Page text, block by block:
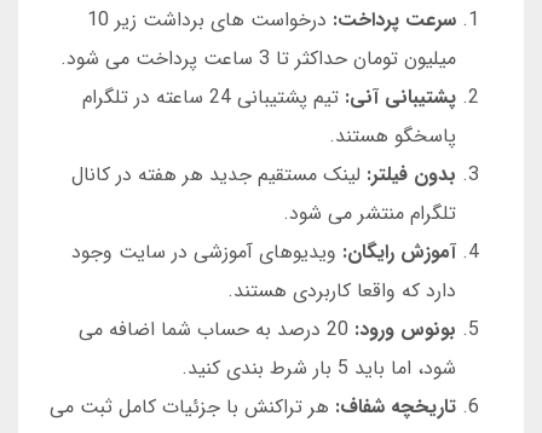
سرعت پرداخت:
درخواست های برداشت زیر 10
میلیون تومان حداکثر تا 3 ساعت پرداخت می شود.
پشتیبانی آنی:
تیم پشتیبانی 24 ساعته در تلگرام
پاسخگو هستند.
بدون فیلتر: لینک مستقیم جدید هر هفته در کانال
تلگرام منتشر می شود.
آموزش رایگان: ویدیوهای آموزشی در سایت وجود
دارد که واقعا کاربردی هستند.
بونوس ورود:
20 درصد به حساب شما اضافه می
شود، اما باید 5 بار شرط بندی کنید.
تاریخچه شفاف: هر تراکنش با جزئیات کامل ثبت می